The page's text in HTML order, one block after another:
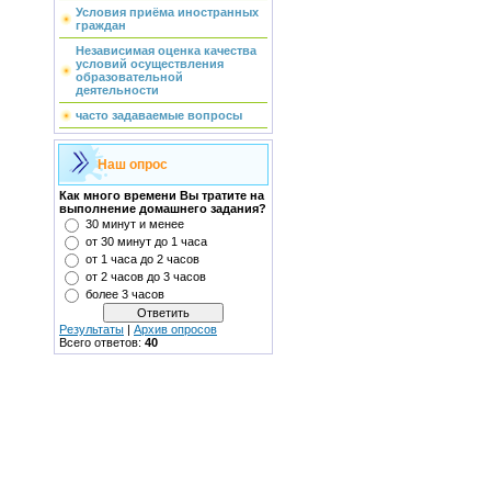
Условия приёма иностранных
граждан
Независимая оценка качества
условий осуществления
образовательной
деятельности
часто задаваемые вопросы
Наш опрос
Как много времени Вы тратите на
выполнение домашнего задания?
30 минут и менее
от 30 минут до 1 часа
от 1 часа до 2 часов
от 2 часов до 3 часов
более 3 часов
Результаты | Архив опросов
Всего ответов: 40